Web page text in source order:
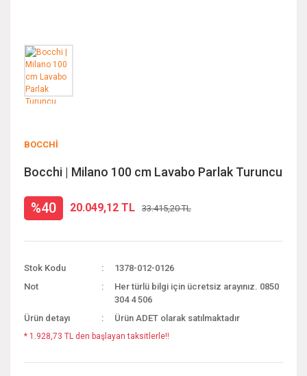
BOCCHI
Bocchi | Milano 100 cm Lavabo Parlak Turuncu
%40 20.049,12 TL 33.415,20 TL
Stok Kodu
1378-012-0126
Not
Her türlü bilgi için ücretsiz arayınız. 0850
304 4 506
Ürün detayı
Ürün ADET olarak satılmaktadır
* 1.928,73 TL den başlayan taksitlerle!!